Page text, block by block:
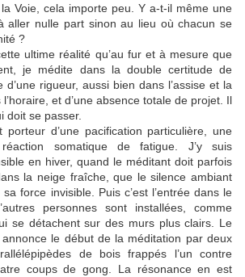
Voie, cela importe peu. Y a-t-il même une
aller nulle part sinon au lieu où chacun se
?
ultime réalité qu’au fur et à mesure que
je médite dans la double certitude de
d’une rigueur, aussi bien dans l’assise et la
et d’une absence totale de projet. Il
doit se passer.
d’une pacification particulière, une
somatique de fatigue. J’y suis
en hiver, quand le méditant doit parfois
la neige fraîche, que le silence ambiant
force invisible. Puis c’est l’entrée dans le
personnes sont installées, comme
se détachent sur des murs plus clairs. Le
le début de la méditation par deux
de bois frappés l’un contre
coups de gong. La résonance en est